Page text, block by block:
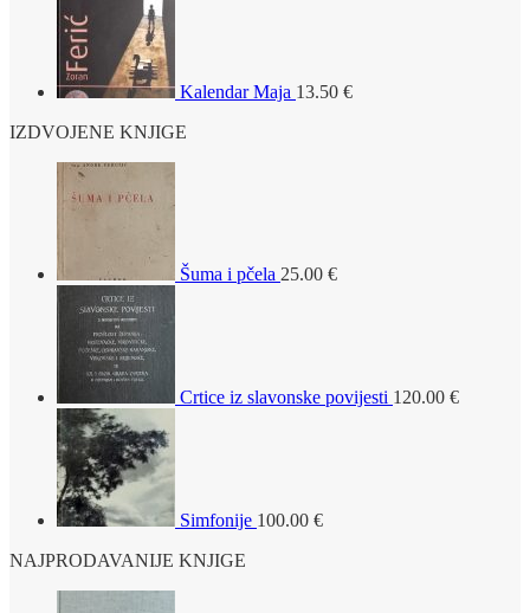
Kalendar Maja 13.50 €
IZDVOJENE KNJIGE
Šuma i pčela 25.00 €
Crtice iz slavonske povijesti 120.00 €
Simfonije 100.00 €
NAJPRODAVANIJE KNJIGE